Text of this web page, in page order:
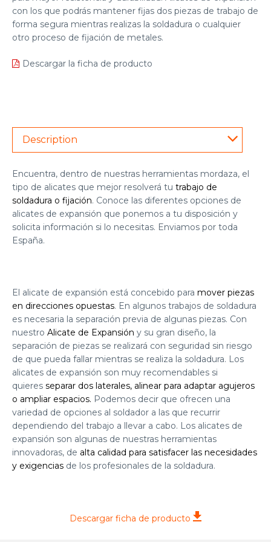
con los que podrás mantener fijas dos piezas de trabajo de
forma segura mientras realizas la soldadura o cualquier
otro proceso de fijación de metales.
Descargar la ficha de producto
Description
Encuentra, dentro de nuestras herramientas mordaza, el
tipo de alicates que mejor resolverá tu trabajo de
soldadura o fijación. Conoce las diferentes opciones de
alicates de expansión que ponemos a tu disposición y
solicita información si lo necesitas. Enviamos por toda
España.
El alicate de expansión está concebido para mover piezas
en direcciones opuestas. En algunos trabajos de soldadura
es necesaria la separación previa de algunas piezas. Con
nuestro Alicate de Expansión y su gran diseño, la
separación de piezas se realizará con seguridad sin riesgo
de que pueda fallar mientras se realiza la soldadura. Los
alicates de expansión son muy recomendables si
quieres separar dos laterales, alinear para adaptar agujeros
o ampliar espacios. Podemos decir que ofrecen una
variedad de opciones al soldador a las que recurrir
dependiendo del trabajo a llevar a cabo. Los alicates de
expansión son algunas de nuestras herramientas
innovadoras, de alta calidad para satisfacer las necesidades
y exigencias de los profesionales de la soldadura.
Descargar ficha de producto